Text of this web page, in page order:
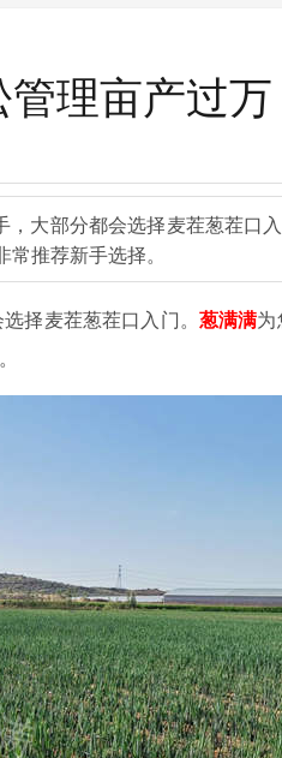
理亩产过万
大部分都会选择麦茬葱茬口
推荐新手选择。
择麦茬葱茬口入门。 葱满满为